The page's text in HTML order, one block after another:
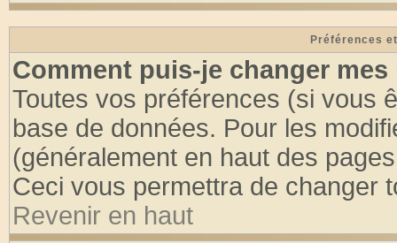
Préférences
Comment puis-je changer mes
Toutes vos préférences (si vous
base de données. Pour les
(généralement en haut des
Ceci vous permettra de changer
Revenir en haut